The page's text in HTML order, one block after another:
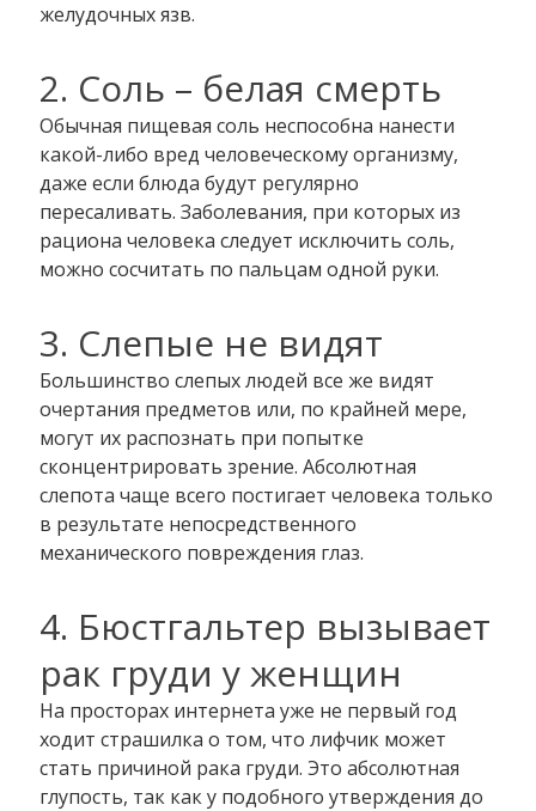
желудочных язв.
2. Соль – белая смерть
Обычная пищевая соль неспособна нанести
какой-либо вред человеческому организму,
даже если блюда будут регулярно
пересаливать. Заболевания, при которых из
рациона человека следует исключить соль,
можно сосчитать по пальцам одной руки.
3. Слепые не видят
Большинство слепых людей все же видят
очертания предметов или, по крайней мере,
могут их распознать при попытке
сконцентрировать зрение. Абсолютная
слепота чаще всего постигает человека только
в результате непосредственного
механического повреждения глаз.
4. Бюстгальтер вызывает
рак груди у женщин
На просторах интернета уже не первый год
ходит страшилка о том, что лифчик может
стать причиной рака груди. Это абсолютная
глупость, так как у подобного утверждения до